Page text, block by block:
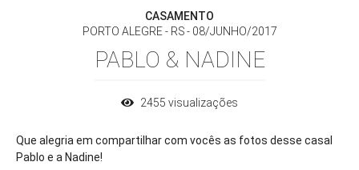
CASAMENTO
PORTO ALEGRE - RS
08/JUNHO/2017
PABLO & NADINE
2455 visualizações
Que alegria em compartilhar com vocês as fotos desse casal
Pablo e a Nadine!